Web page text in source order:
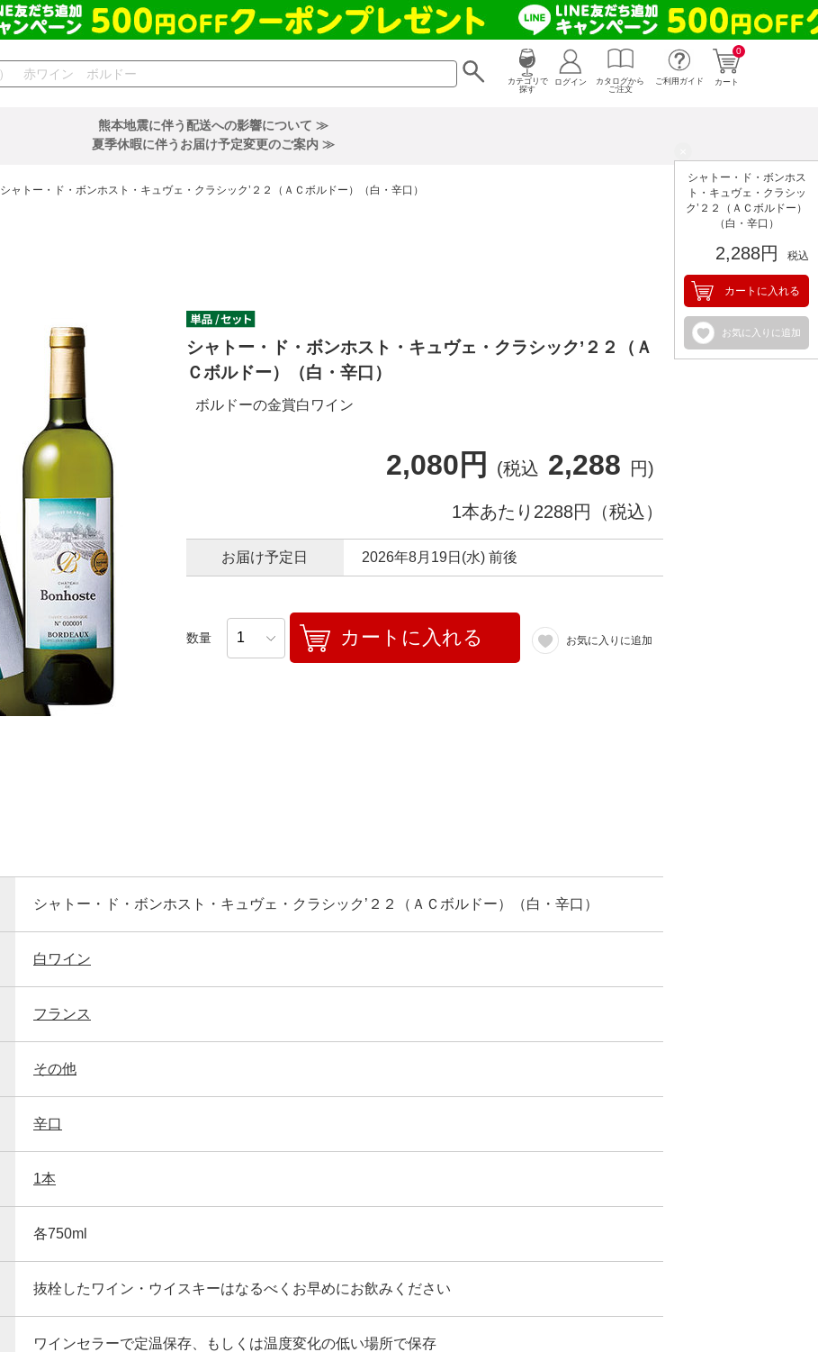
カテゴリで
探す
0
カート
ログイン
カタログから
ご注文
ご利用ガイド
熊本地震に伴う配送への影響について ≫
夏季休暇に伴うお届け予定変更のご案内 ≫
シャトー・ド・ボンホスト・キュヴェ・クラシック’２２（ＡＣボルドー）（白・辛口）
シャトー・ド・ボンホス
ト・キュヴェ・クラシッ
ク’２２（ＡＣボルドー）
（白・辛口）
2,288円 税込
カートに入れる
お気に入りに追加
シャトー・ド・ボンホスト・キュヴェ・クラシック’２２（Ａ
Ｃボルドー）（白・辛口）
ボルドーの金賞白ワイン
2,080円 (税込 2,288 円)
1本あたり2288円（税込）
お届け予定日 2026年8月19日(水) 前後
数量 カートに入れる お気に入りに追加
シャトー・ド・ボンホスト・キュヴェ・クラシック’２２（ＡＣボルドー）（白・辛口）
白ワイン
フランス
その他
辛口
1本
各750ml
抜栓したワイン・ウイスキーはなるべくお早めにお飲みください
ワインセラーで定温保存、もしくは温度変化の低い場所で保存